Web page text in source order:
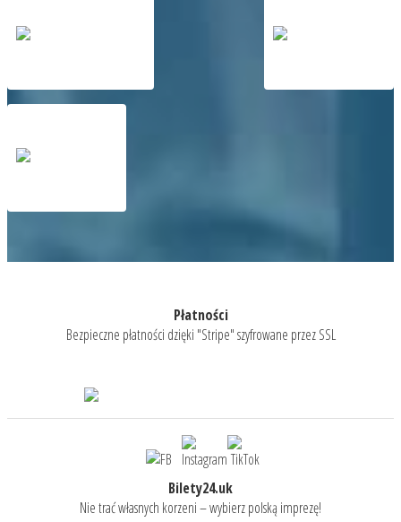
Płatności
Bezpieczne płatności dzięki "Stripe" szyfrowane przez SSL
Bilety24.uk
Nie trać własnych korzeni – wybierz polską imprezę!